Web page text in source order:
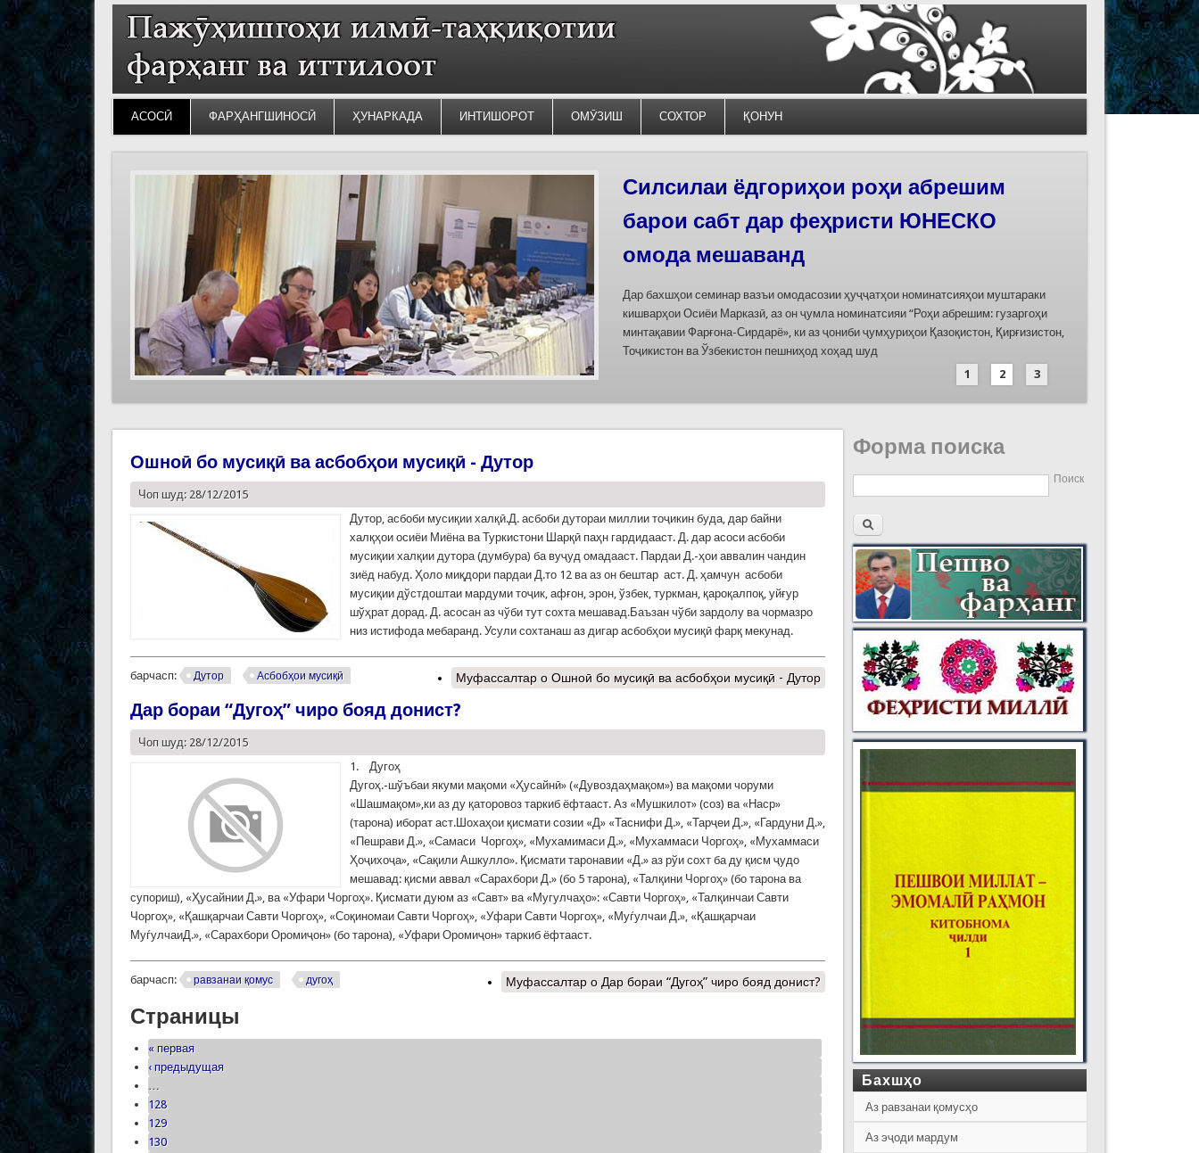
АСОСӢ ФАРҲАНГШИНОСӢ ҲУНАРКАДА ИНТИШОРОТ ОМӮЗИШ СОХТОР ҚОНУН
Силсилаи ёдгориҳои роҳи абрешим
барои сабт дар феҳристи ЮНЕСКО
омода мешаванд
Дар бахшҳои семинар вазъи омодасозии ҳуҷҷатҳои номинатсияҳои муштараки
кишварҳои Осиёи Марказӣ, аз он ҷумла номинатсияи “Роҳи абрешим: гузаргоҳи
минтақавии Фарғона-Сирдарё», ки аз ҷониби ҷумҳуриҳои Қазоқистон, Қирғизистон,
Тоҷикистон ва Ўзбекистон пешниҳод хоҳад шуд
1
2 3
Ошноӣ бо мусиқӣ ва асбобҳои мусиқӣ - Дутор
Чоп шуд: 28/12/2015
Дутор, асбоби мусиқии халқӣ.Д. асбоби дутораи миллии тоҷикин буда, дар байни
халқҳои осиёи Миёна ва Туркистони Шарқӣ паҳн гардидааст. Д. дар асоси асбоби
мусиқии халқии дутора (думбура) ба вуҷуд омадааст. Пардаи Д.-ҳои аввалин чандин
зиёд набуд. Ҳоло миқдори пардаи Д.то 12 ва аз он бештар аст. Д. ҳамчун асбоби
мусиқии дўстдоштаи мардуми тоҷик, афғон, эрон, ўзбек, туркман, қароқалпоқ, уйғур
шўҳрат дорад. Д. асосан аз чўби тут сохта мешавад.Баъзан чўби зардолу ва чормазро
низ истифода мебаранд. Усули сохтанаш аз дигар асбобҳои мусиқӣ фарқ мекунад.
барчасп: Дутор Асбобҳои мусиқӣ Муфассалтар о Ошноӣ бо мусиқӣ ва асбобҳои мусиқӣ - Дутор
Дар бораи “Дугоҳ” чиро бояд донист?
Чоп шуд: 28/12/2015
1. Дугоҳ
Дугоҳ.-шўъбаи якуми мақоми «Ҳусайнӣ» («Дувоздаҳмақом») ва мақоми чоруми
«Шашмақом»,ки аз ду қаторовоз таркиб ёфтааст. Аз «Мушкилот» (соз) ва «Наср»
(тарона) иборат аст.Шохаҳои қисмати созии «Д» «Таснифи Д.», «Тарҷеи Д.», «Гардуни Д.»,
«Пешрави Д.», «Самаси Чоргоҳ», «Мухамимаси Д.», «Мухаммаси Чоргоҳ», «Мухаммаси
Ҳоҷихоҷа», «Сақили Ашкулло». Қисмати таронавии «Д.» аз рўи сохт ба ду қисм ҷудо
мешавад: қисми аввал «Сарахбори Д.» (бо 5 тарона), «Талқини Чоргоҳ» (бо тарона ва
супориш), «Ҳусайнии Д.», ва «Уфари Чоргоҳ». Қисмати дуюм аз «Савт» ва «Мугулчаҳо»: «Савти Чоргоҳ», «Талқинчаи Савти
Чоргоҳ», «Қашқарчаи Савти Чоргоҳ», «Соқиномаи Савти Чоргоҳ», «Уфари Савти Чоргоҳ», «Муѓулчаи Д.», «Қашқарчаи
МуѓулчаиД.», «Сарахбори Оромиҷон» (бо тарона), «Уфари Оромиҷон» таркиб ёфтааст.
барчасп: равзанаи қомус дугоҳ Муфассалтар о Дар бораи “Дугоҳ” чиро бояд донист?
Страницы
« первая
‹ предыдущая
…
128
129
130
Форма поиска
Поиск
Бахшҳо
Аз равзанаи қомусҳо
Аз эҷоди мардум